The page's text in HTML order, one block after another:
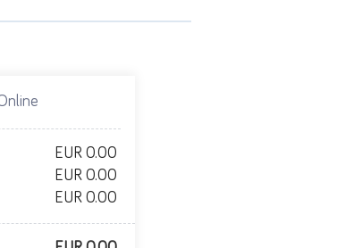
EUR 0.00
EUR 0.00
EUR 0.00